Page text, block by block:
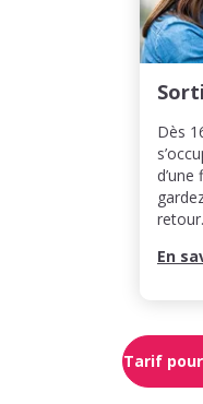
Dès
retour.
En
Tarif